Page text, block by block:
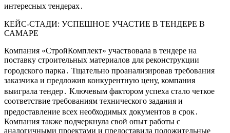
интересных тендерах․
КЕЙС-СТАДИ: УСПЕШНОЕ УЧАСТИЕ В ТЕНДЕРЕ В
САМАРЕ
Компания «СтройКомплект» участвовала в тендере на
поставку строительных материалов для реконструкции
городского парка․ Тщательно проанализировав требования
заказчика и предложив конкурентную цену, компания
выиграла тендер․ Ключевым фактором успеха стало четкое
соответствие требованиям технического задания и
предоставление всех необходимых документов в срок․
Компания также подчеркнула свой опыт работы с
аналогичными проектами и предоставила положительные